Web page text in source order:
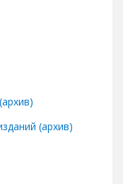
(архив)